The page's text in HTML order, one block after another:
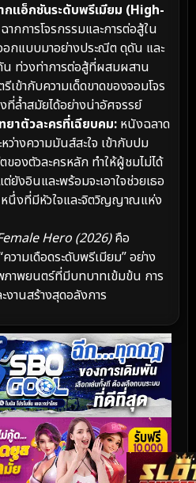
กแอ็กชันระดับพรีเมียม (High-
ฉากการโจรกรรมและการต่อสู้ใน
กแบบมาอย่างประณีต ดุดัน และ
น ท่วงท่าการต่อสู้ที่ผสมผสาน
ข้ากับความเด็ดขาดของจอมโจร
ล้ำสมัยได้อย่างน่าอัศจรรย์
าตัวละครที่เฉียบคม: หนังฉลาด
ว่างความมันส์สะใจ เข้ากับปม
ของตัวละครหลัก ทำให้ผู้ชมไม่ได้
งอินและพร้อมจะเอาใจช่วยเธอ
นึ่งที่มีหัวใจและจิตวิญญาณแห่ง
Hero (2026)คือ
วามเดือดระดับพรีเมียม” อย่าง
าพยนตร์ที่มีบทบาทเข้มข้น การ
านสร้างสุดอลังการ